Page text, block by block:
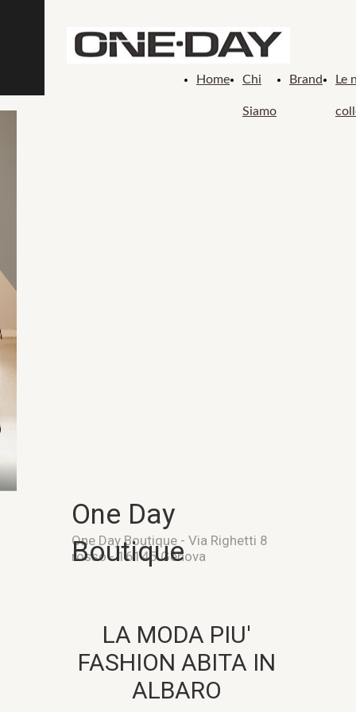
Home Chi
Siamo
Brand Le
One Day
Boutique
One Day Boutique - Via Righetti 8
rosso - 16145 Genova
LA MODA PIU'
FASHION ABITA IN
ALBARO